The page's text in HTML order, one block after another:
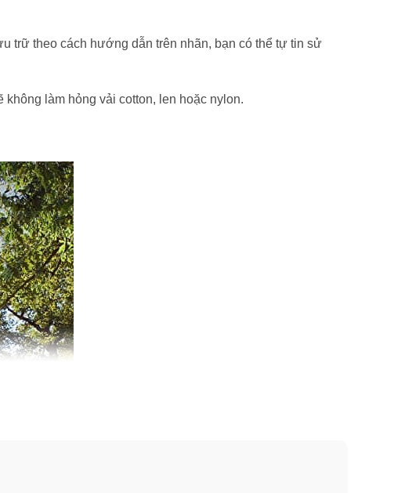
trữ theo cách hướng dẫn trên nhãn, bạn có thể tự tin sử
không làm hỏng vải cotton, len hoặc nylon.